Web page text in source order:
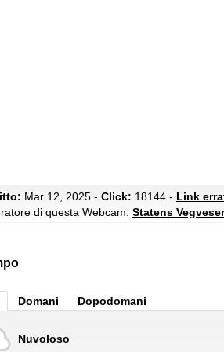
Mar 12, 2025 - Click: 18144 - Link
di questa Webcam: Statens
Domani Dopodomani
Nuvoloso